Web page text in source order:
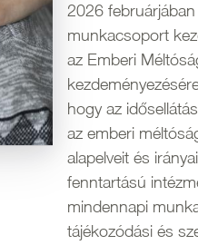
2026
munkacsoport
az Emberi
hogy az
az emberi
alapelveit és
fenntartású
mindennapi
tájékozódási és